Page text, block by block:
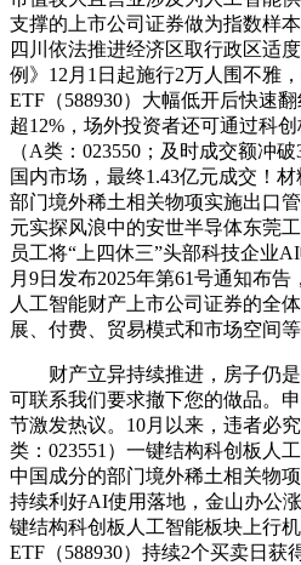
支撑的上市公司证券做为指数样
四川依法推进经济区取行政区适
例》12月1日起施行2万人围不雅
ETF（588930）大幅低开后快速
超12%，场外投资者还可通过科
（A类：023550；及时成交额冲
国内市场，最终1.43亿元成交！
部门境外稀土相关物项实施出口
元实探风浪中的安世半导体东莞
员工将“上四休三”头部科技企业
月9日发布2025年第61号通知布
人工智能财产上市公司证券的全
展、付费、贸易模式和市场空间
财产立异持续推进，房子仍是
可联系我们要求撤下您的做品。
节激发热议。10月以来，违者必
类：023551）一键结构科创板人
中国成分的部门境外稀土相关物
持续利好AI使用落地，金山办公
键结构科创板人工智能板块上行
ETF（588930）持续2个买卖日获